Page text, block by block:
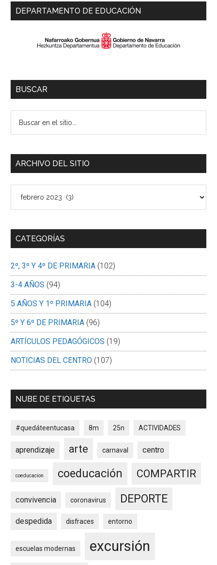
Primary
DEPARTAMENTO DE EDUCACIÓN
BUSCAR
sitio...
ARCHIVO DEL SITIO
CATEGORÍAS
2º, 3º Y 4º DE PRIMARIA (102)
3-4 AÑOS (94)
5 AÑOS Y 1º PRIMARIA (104)
5º Y 6º DE PRIMARIA (96)
ARTÍCULOS PEDAGÓGICOS (19)
NOTICIAS DEL CENTRO (107)
NUBE DE ETIQUETAS
#quedáteentucasa 8m 25n ACTIVIDADES
aprendizaje arte carnaval centro
coeducacion coeducación COMPARTIR
convivencia coronavirus DEPORTE
despedida disfraces entorno
escuelas modernas excursión